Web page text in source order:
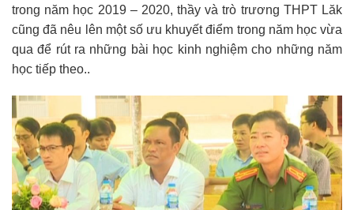
trong năm học 2019 – 2020, thầy và trò trương THPT Lăk
cũng đã nêu lên một số ưu khuyết điểm trong năm học vừa
qua để rút ra những bài học kinh nghiệm cho những năm
học tiếp theo..